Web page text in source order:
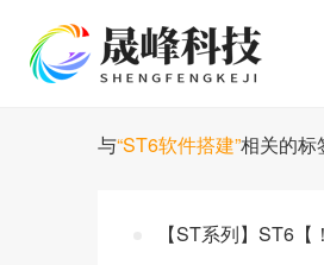
与“ST6软件搭建”相关的标
【ST系列】ST6【